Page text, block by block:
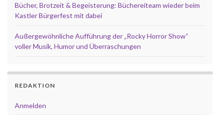
Bücher, Brotzeit & Begeisterung: Büchereiteam wieder beim
Kastler Bürgerfest mit dabei
Außergewöhnliche Aufführung der „Rocky Horror Show“
voller Musik, Humor und Überraschungen
REDAKTION
Anmelden